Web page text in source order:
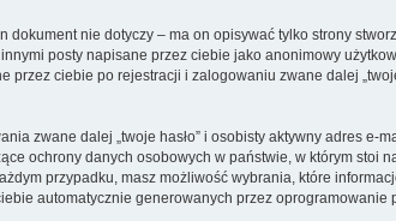
nie dotyczy – ma on opisywać tylko strony
posty napisane przez ciebie jako anonimowy
przez ciebie po rejestracji i zalogowaniu zwane dalej
zwane dalej „twoje hasło” i osobisty aktywny adres e-
ochrony danych osobowych w państwie, w którym stoi
przypadku, masz możliwość wybrania, które
automatycznie generowanych przez oprogramowanie